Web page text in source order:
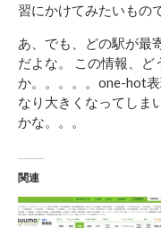
習にかけてみたいもの
あ、でも、どの駅が最
だよな。 この情報、ど
か。。。。。one-hot
なり大きくなってしま
かな。。。
関連